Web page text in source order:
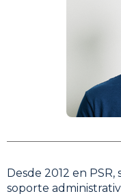
Desde 2012 en
soporte